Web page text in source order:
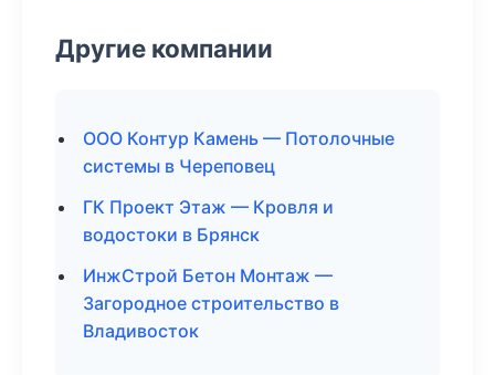
Другие компании
ООО Контур Камень — Потолочные
системы в Череповец
ГК Проект Этаж — Кровля и
водостоки в Брянск
ИнжСтрой Бетон Монтаж —
Загородное строительство в
Владивосток